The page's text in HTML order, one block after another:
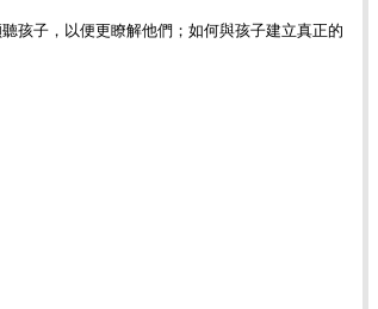
孩子，以便更瞭解他們；如何與孩子建立真正的